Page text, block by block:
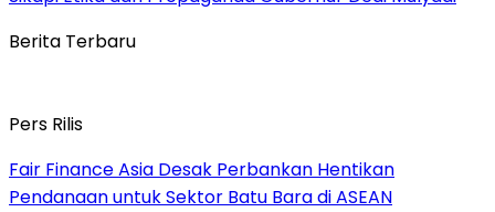
Berita Terbaru
Pers Rilis
Fair Finance Asia Desak Perbankan Hentikan
Pendanaan untuk Sektor Batu Bara di ASEAN